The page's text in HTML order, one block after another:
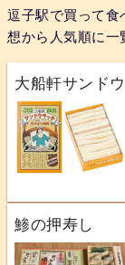
逗子駅で買って食
想から人気順に一
大船軒サンド
鯵の押寿し